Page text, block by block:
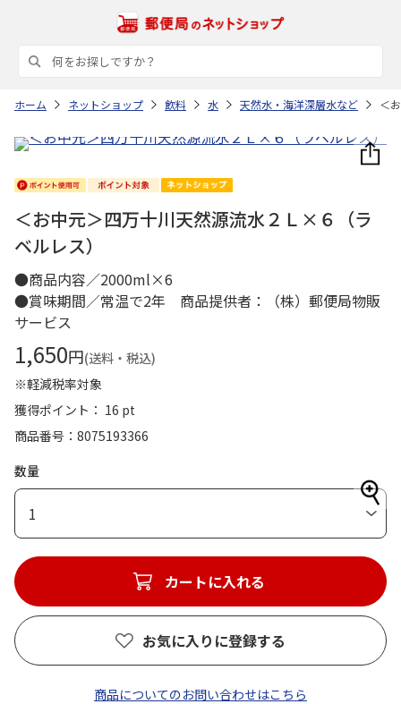
ホーム ネットショップ 飲料 水 天然水・海洋深層水など ＜
＜お中元＞四万十川天然源流水２Ｌ×６（ラ
ベルレス）
●商品内容／2000ml×6
●賞味期間／常温で2年 商品提供者：（株）郵便局物販
サービス
1,650円(送料・税込)
※軽減税率対象
獲得ポイント： 16 pt
商品番号
8075193366
数量
1
カートに入れる
お気に入りに登録する
商品についてのお問い合わせはこちら